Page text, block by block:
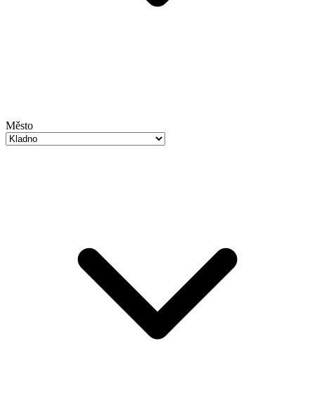
Město